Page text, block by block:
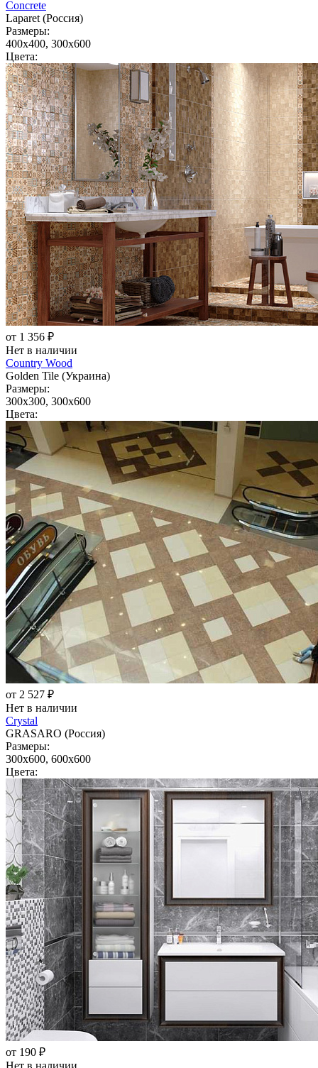
Concrete
Laparet (Россия)
Размеры:
400x400, 300x600
Цвета:
от 1 356 ₽
Нет в наличии
Country Wood
Golden Tile (Украина)
Размеры:
300x300, 300x600
Цвета:
от 2 527 ₽
Нет в наличии
Crystal
GRASARO (Россия)
Размеры:
300x600, 600x600
Цвета:
от 190 ₽
Нет в наличии